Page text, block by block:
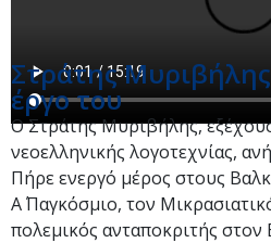
Στράτης
έργο του
Ο Στράτης Μυριβήλης,
νεοελληνικής λογοτεχνίας,
Πήρε ενεργό μέρος στους
Α΄ Παγκόσμιο, τον
πολεμικός ανταποκριτής στον